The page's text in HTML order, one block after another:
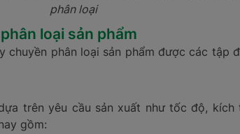
phân loại
loại sản phẩm
phân loại sản phẩm được các tập
trên yêu cầu sản xuất như tốc độ,
gồm: